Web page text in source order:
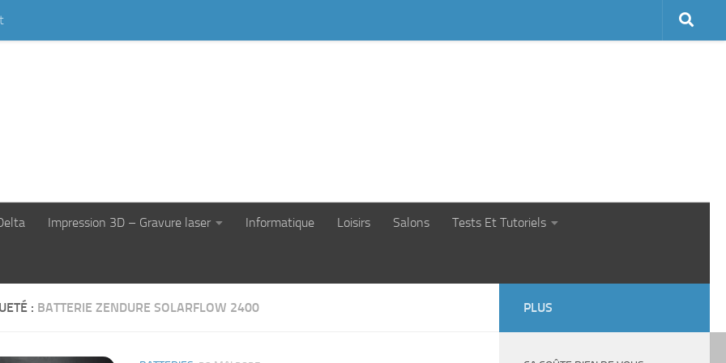
Impression 3D – Gravure laser Informatique Loisirs Salons Tests Et Tutoriels
: BATTERIE ZENDURE SOLARFLOW 2400 PLUS